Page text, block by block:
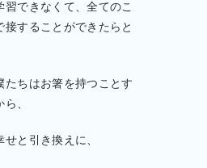
習できなくて、全てのこ
接することができたらと
たちはお箸を持つことす
、
と引き換えに、